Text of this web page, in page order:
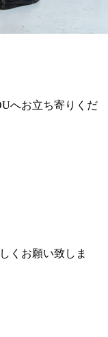
へお立ち寄りくだ
くお願い致しま